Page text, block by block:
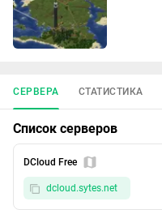
СЕРВЕРА СТАТИСТИКА
Список серверов
DCloud Free
dcloud.sytes.net